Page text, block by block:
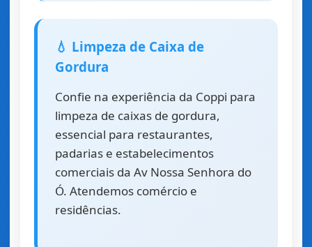
💧 Limpeza de Caixa de
Gordura
Confie na experiência da Coppi para
limpeza de caixas de gordura,
essencial para restaurantes,
padarias e estabelecimentos
comerciais da Av Nossa Senhora do
Ó. Atendemos comércio e
residências.